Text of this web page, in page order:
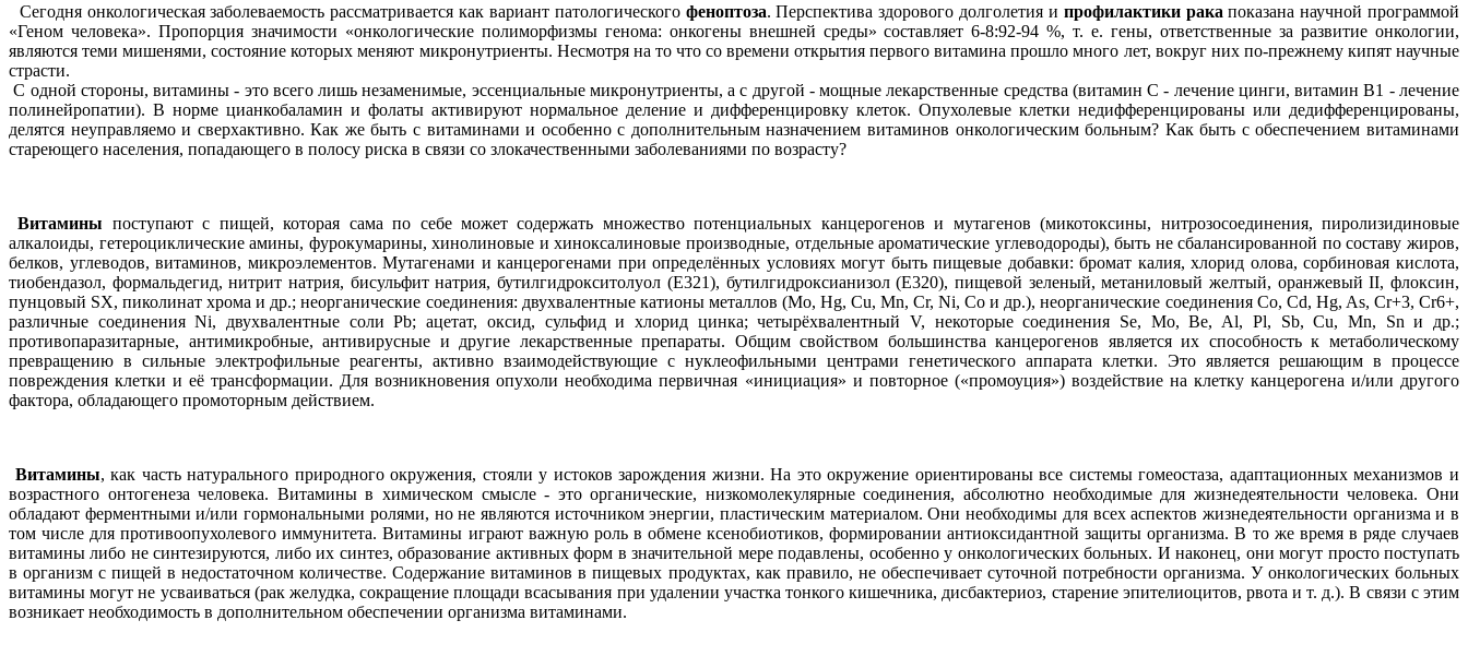
Сегодня онкологическая заболеваемость рассматривается как вариант патологическогофеноптоза. Перспектива здорового долголетия и профилактики рака показана научной программой
«Геном человека». Пропорция значимости «онкологические полиморфизмы генома: онкогены внешней среды» составляет 6-8:92-94 %, т. е. гены, ответственные за развитие онкологии,
являются теми мишенями, состояние которых меняют микронутриенты. Несмотря на то что со времени открытия первого витамина прошло много лет, вокруг них по-прежнему кипят научные
страсти.
С одной стороны, витамины - это всего лишь незаменимые, эссенциальные микронутриенты, а с другой - мощные лекарственные средства (витамин С - лечение цинги, витамин В1 - лечение
полинейропатии). В норме цианкобаламин и фолаты активируют нормальное деление и дифференцировку клеток. Опухолевые клетки недифференцированы или дедифференцированы,
делятся неуправляемо и сверхактивно. Как же быть с витаминами и особенно с дополнительным назначением витаминов онкологическим больным? Как быть с обеспечением витаминами
стареющего населения, попадающего в полосу риска в связи со злокачественными заболеваниями по возрасту?
Витамины поступают с пищей, которая сама по себе может содержать множество потенциальных канцерогенов и мутагенов (микотоксины, нитрозосоединения, пиролизидиновые
алкалоиды, гетероциклические амины, фурокумарины, хинолиновые и хиноксалиновые производные, отдельные ароматические углеводороды), быть не сбалансированной по составу жиров,
белков, углеводов, витаминов, микроэлементов. Мутагенами и канцерогенами при определённых условиях могут быть пищевые добавки: бромат калия, хлорид олова, сорбиновая кислота,
тиобендазол, формальдегид, нитрит натрия, бисульфит натрия, бутилгидрокситолуол (Е321), бутилгидроксианизол (Е320), пищевой зеленый, метаниловый желтый, оранжевый II, флоксин,
пунцовый SX, пиколинат хрома и др.; неорганические соединения: двухвалентные катионы металлов (Mo, Hg, Cu, Mn, Cr, Ni, Co и др.), неорганические соединения Co, Cd, Hg, As, Cr+3, Cr6+,
различные соединения Ni, двухвалентные соли Pb; ацетат, оксид, сульфид и хлорид цинка; четырёхвалентный V, некоторые соединения Se, Mo, Be, Al, Pl, Sb, Cu, Mn, Sn и др.;
противопаразитарные, антимикробные, антивирусные и другие лекарственные препараты. Общим свойством большинства канцерогенов является их способность к метаболическому
превращению в сильные электрофильные реагенты, активно взаимодействующие с нуклеофильными центрами генетического аппарата клетки. Это является решающим в процессе
повреждения клетки и её трансформации. Для возникновения опухоли необходима первичная «инициация» и повторное («промоуция») воздействие на клетку канцерогена и/или другого
фактора, обладающего промоторным действием.
Витамины, как часть натурального природного окружения, стояли у истоков зарождения жизни. На это окружение ориентированы все системы гомеостаза, адаптационных механизмов и
возрастного онтогенеза человека. Витамины в химическом смысле - это органические, низкомолекулярные соединения, абсолютно необходимые для жизнедеятельности человека. Они
обладают ферментными и/или гормональными ролями, но не являются источником энергии, пластическим материалом. Они необходимы для всех аспектов жизнедеятельности организма и в
том числе для противоопухолевого иммунитета. Витамины играют важную роль в обмене ксенобиотиков, формировании антиоксидантной защиты организма. В то же время в ряде случаев
витамины либо не синтезируются, либо их синтез, образование активных форм в значительной мере подавлены, особенно у онкологических больных. И наконец, они могут просто поступать
в организм с пищей в недостаточном количестве. Содержание витаминов в пищевых продуктах, как правило, не обеспечивает суточной потребности организма. У онкологических больных
витамины могут не усваиваться (рак желудка, сокращение площади всасывания при удалении участка тонкого кишечника, дисбактериоз, старение эпителиоцитов, рвота и т. д.). В связи с этим
возникает необходимость в дополнительном обеспечении организма витаминами.